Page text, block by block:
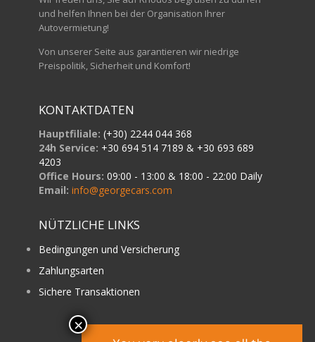
und helfen Ihnen bei der Organisation Ihrer
Autovermietung!
Von unserer Seite aus garantieren wir niedrige
Preispolitik, Sicherheit und Komfort!
KONTAKTDATEN
Hauptfiliale: (+30) 2244 044 368
24h Service: +30 694 514 7189 & +30 693 689
4203
Office Hours: 09:00 - 13:00 & 18:00 - 22:00 Daily
Email: info@georgecars.com
NÜTZLICHE LINKS
Bedingungen und Versicherung
Zahlungsarten
Sichere Transaktionen